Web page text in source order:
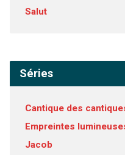
Salut
Séries
Cantique des
Empreintes
Jacob